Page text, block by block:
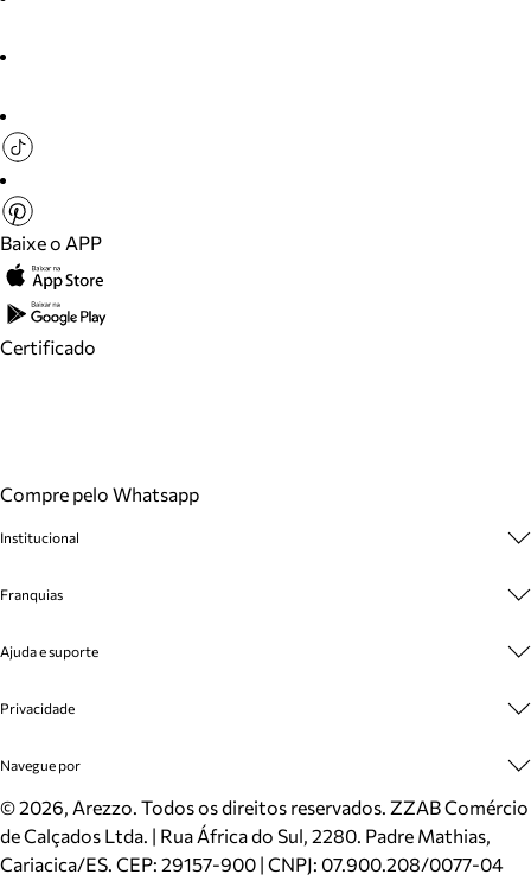
Baixe o APP
Certificado
Compre pelo Whatsapp
Institucional
Cashback
Venda Corporativa
Mapa do Site
Inverno
Mundo Arezzo
Franquias
Plano de Negócio
Ajuda e suporte
Cadastro
Meus Pedidos
Trocas e Devoluções
Cartão Presente
Localizador de lojas
Privacidade
Politica e Privacidade
Navegue por
Sapatos
Bolsas
Scarpins
©2026, Arezzo. Todos os direitos reservados. ZZAB Comércio
de Calçados Ltda. | Rua África do Sul, 2280. Padre Mathias,
Cariacica/ES. CEP: 29157-900 | CNPJ: 07.900.208/0077-04